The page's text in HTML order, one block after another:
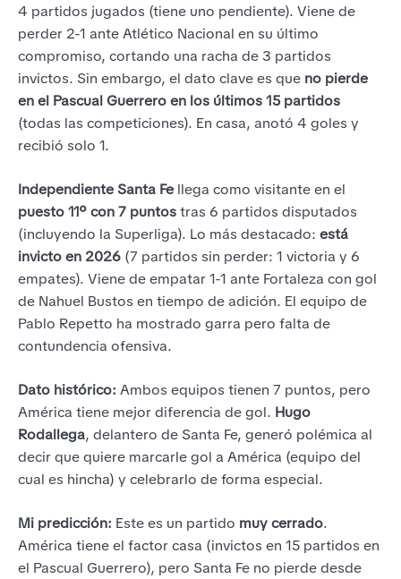
4 partidos jugados (tiene uno pendiente). Viene de
perder 2-1 ante Atlético Nacional en su último
compromiso, cortando una racha de 3 partidos
invictos. Sin embargo, el dato clave es que no pierde
en el Pascual Guerrero en los últimos 15 partidos
(todas las competiciones). En casa, anotó 4 goles y
recibió solo 1.
Independiente Santa Fe llega como visitante en el
puesto 11º con 7 puntostras 6 partidos disputados
(incluyendo la Superliga). Lo más destacado: está
invicto en 2026 (7 partidos sin perder: 1 victoria y 6
empates). Viene de empatar 1-1 ante Fortaleza con gol
de Nahuel Bustos en tiempo de adición. El equipo de
Pablo Repetto ha mostrado garra pero falta de
contundencia ofensiva.
Dato histórico: Ambos equipos tienen 7 puntos, pero
América tiene mejor diferencia de gol. Hugo
Rodallega, delantero de Santa Fe, generó polémica al
decir que quiere marcarle gol a América (equipo del
cual es hincha) y celebrarlo de forma especial.
Mi predicción: Este es un partido muy cerrado.
América tiene el factor casa (invictos en 15 partidos en
el Pascual Guerrero), pero Santa Fe no pierde desde